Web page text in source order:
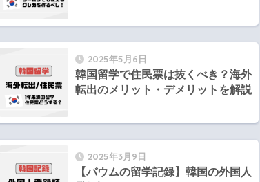
2025年5月6日
韓国留学で住民票は抜くべき？海外
転出のメリット・デメリットを解説
2025年3月9日
【バウムの留学記録】韓国の外国人